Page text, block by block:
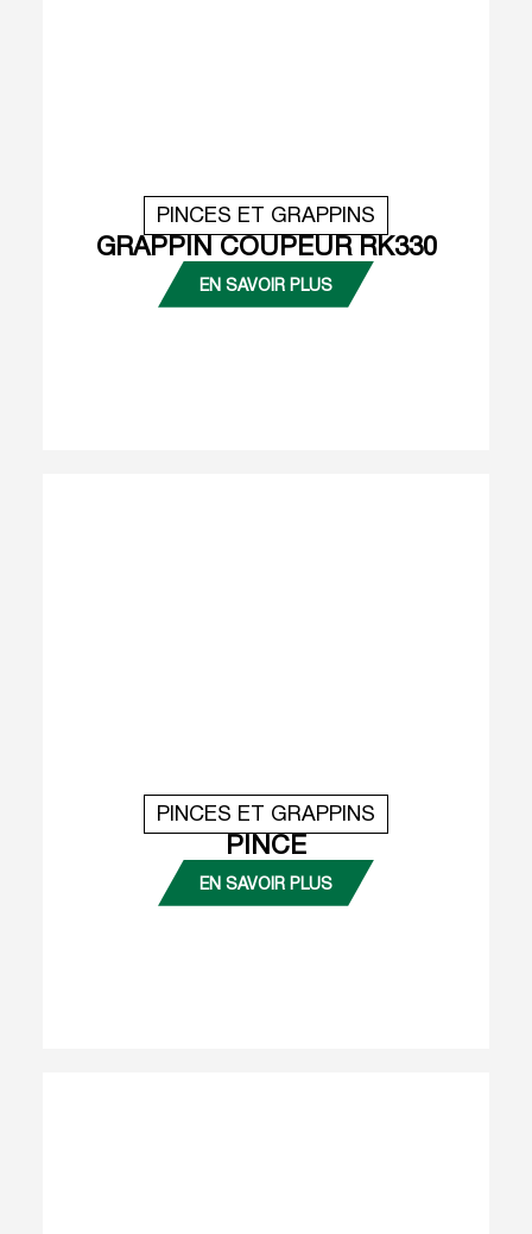
PINCES ET GRAPPINS
GRAPPIN COUPEUR RK330
EN SAVOIR PLUS
PINCES ET GRAPPINS
PINCE
EN SAVOIR PLUS